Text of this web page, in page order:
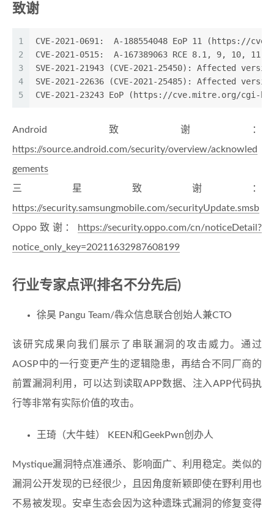
致谢
1
2
3
4
5
CVE-2021-0691:  A-188554048 EoP 11 (https://
CVE-2021-0515:  A-
SVE-2021-21943 (CVE-2021-25450): Affected
SVE-2021-22636 (CVE-2021-25485): Affected
CVE-2021-23243 EoP (https://cve.mitre.org/cgi-bin/
Android致谢：
https://source.android.com/security/overview/acknowled
gements
三星致谢：
https://security.samsungmobile.com/securityUpdate.smsb
Oppo致谢：
https://security.oppo.com/cn/noticeDetail?
notice_only_key=20211632987608199
行业专家点评(排名不分先后)
徐昊 Pangu Team/犇众信息联合创始人兼CTO
该研究成果向我们展示了串联漏洞的攻击威力。通过
AOSP中的一行变更产生的逻辑隐患，再结合不同厂商的
前置漏洞利用，可以达到读取APP数据、注入APP代码执
行等非常有实际价值的攻击。
王琦（大牛蛙） KEEN和GeekPwn创办人
Mystique漏洞特点准通杀、影响面广、利用稳定。类似的
漏洞公开发现的已经很少，且因角度新颖即使在野利用也
不易被发现。安卓生态会因为这种遗珠式漏洞的修复变得